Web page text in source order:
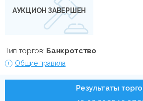
АУКЦИОН ЗАВЕРШЕН
Тип торгов: Банкротство
Общие правила
Результаты